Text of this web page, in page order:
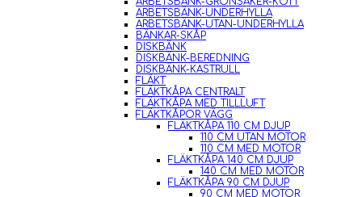
ARBETSBÄNK-UNDERHYLLA
ARBETSBÄNK-UTAN-UNDERHYLLA
BÄNKAR-SKÅP
DISKBÄNK
DISKBÄNK-BEREDNING
DISKBÄNK-KASTRULL
FLÄKT
FLÄKTKÅPA CENTRALT
FLÄKTKÅPA MED TILLLUFT
FLÄKTKÅPOR VÄGG
FLÄKTKÅPA 110 CM DJUP
110 CM UTAN MOTOR
110 CM MED MOTOR
FLÄKTKÅPA 140 CM DJUP
140 CM MED MOTOR
FLÄKTKÅPA 90 CM DJUP
90 CM MED MOTOR